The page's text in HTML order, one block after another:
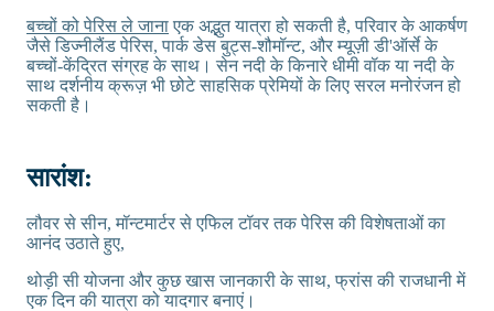
बच्चों को पेरिस ले जानाएक अद्भुत यात्रा हो सकती है, परिवार के आकर्षण
जैसे डिज्नीलैंड पेरिस, पार्क डेस बुट्स-शौमॉन्ट, और म्यूज़ी डी'ऑर्से के
बच्चों-केंद्रित संग्रह के साथ। सेन नदी के किनारे धीमी वॉक या नदी के
साथ दर्शनीय क्रूज़ भी छोटे साहसिक प्रेमियों के लिए सरल मनोरंजन हो
सकती है।
सारांश:
लौवर से सीन, मॉन्टमार्टर से एफिल टॉवर तक पेरिस की विशेषताओं का
आनंद उठाते हुए,
थोड़ी सी योजना और कुछ खास जानकारी के साथ, फ्रांस की राजधानी में
एक दिन की यात्रा को यादगार बनाएं।